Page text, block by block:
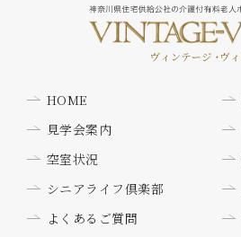
HOME
見学会案内
空室状況
シニアライフ倶楽部
よくあるご質問